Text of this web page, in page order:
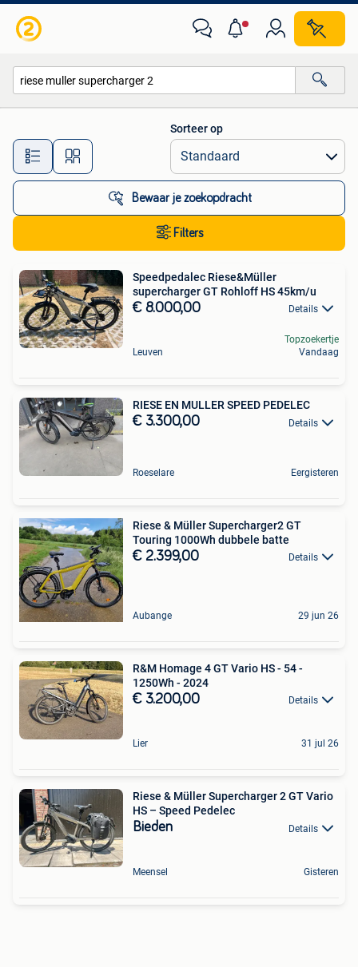
Alle afstanden…
Sorteer op
Bewaar je zoekopdracht
Filters
Speedpedalec Riese&Müller
supercharger GT Rohloff HS 45km/u
€ 8.000,00 Details
Leuven
Topzoekertje
Vandaag
RIESE EN MULLER SPEED PEDELEC
€ 3.300,00 Details
Roeselare Eergisteren
Riese & Müller Supercharger2 GT
Touring 1000Wh dubbele batte
€ 2.399,00 Details
Aubange 29 jun 26
R&M Homage 4 GT Vario HS - 54 -
1250Wh - 2024
€ 3.200,00 Details
Lier 31 jul 26
Riese & Müller Supercharger 2 GT Vario
HS – Speed Pedelec
Bieden Details
Meensel Gisteren